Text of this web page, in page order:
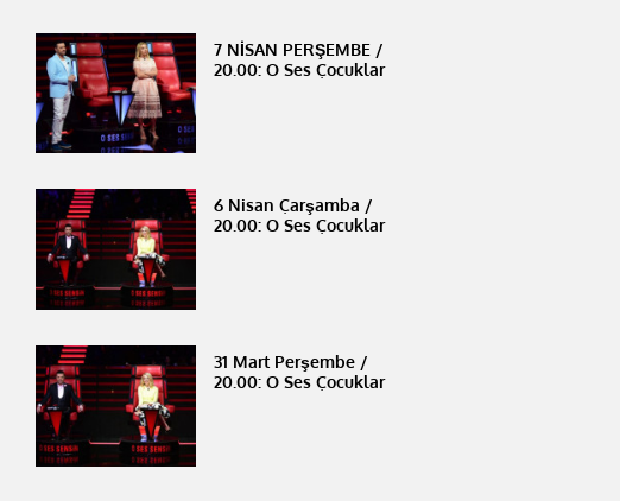
7 NİSAN PERŞEMBE /
20.00: O Ses Çocuklar
6 Nisan Çarşamba /
20.00: O Ses Çocuklar
31 Mart Perşembe /
20.00: O Ses Çocuklar